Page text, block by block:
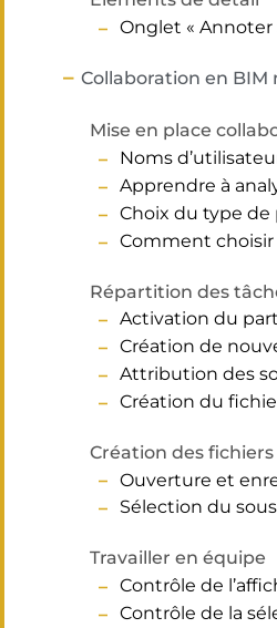
Onglet « Annoter
Collaboration en BIM
Mise en place
Noms
Apprendre à
Choix du type de
Comment choisir
Répartition des
Activation du
Création de
Attribution des
Création du
Création des
Ouverture et
Sélection du
Travailler en équipe
Contrôle de
Contrôle de la